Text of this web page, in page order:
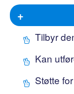
+
Tilbyr
Kan
Støtte